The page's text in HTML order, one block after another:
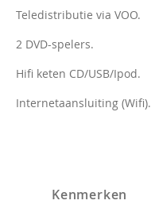
Teledistributie via VOO.
2 DVD-spelers.
Hifi keten CD/USB/Ipod.
Internetaansluiting (Wifi).
Kenmerken